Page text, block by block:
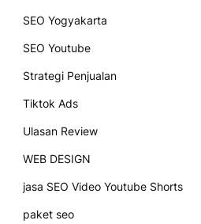
SEO Yogyakarta
SEO Youtube
Strategi Penjualan
Tiktok Ads
Ulasan Review
WEB DESIGN
jasa SEO Video Youtube Shorts
paket seo